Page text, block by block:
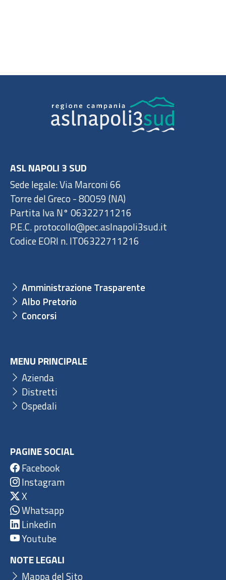
ASL NAPOLI 3 SUD
Sede legale: Via Marconi 66
Torre del Greco - 80059 (NA)
Partita Iva N° 06322711216
P.E.C. protocollo@pec.aslnapoli3sud.it
Codice EORI n. IT06322711216
Amministrazione Trasparente
Albo Pretorio
Concorsi
MENU PRINCIPALE
Azienda
Distretti
Ospedali
PAGINE SOCIAL
Facebook
Instagram
X
Whatsapp
Linkedin
Youtube
NOTE LEGALI
Mappa del Sito